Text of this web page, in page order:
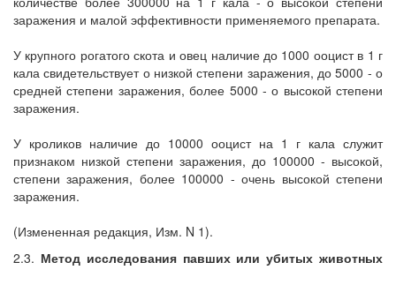
заражения и малой эффективности применяемого препарата.
У крупного рогатого скота и овец наличие до 1000 ооцист в 1 г
кала свидетельствует о низкой степени заражения, до 5000 - о
средней степени заражения, более 5000 - о высокой степени
заражения.
У кроликов наличие до 10000 ооцист на 1 г кала служит
признаком низкой степени заражения, до 100000 - высокой,
степени заражения, более 100000 - очень высокой степени
заражения.
(Измененная редакция, Изм. N 1).
2.3. Метод исследования павших или убитых животных